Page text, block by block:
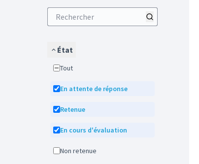
État
Tout
En attente de réponse
Retenue
En cours d'évaluation
Non retenue